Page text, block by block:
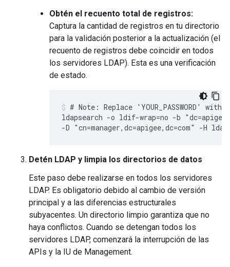
Obtén el recuento total de registros:
Captura la cantidad de registros en tu directorio
para la validación posterior a la actualización (el
recuento de registros debe coincidir en todos
los servidores LDAP). Esta es una verificación
de estado.
# Note: Replace 'YOUR_PASSWORD'
ldapsearch -o ldif-wrap=no -b
-D "cn=manager,dc=apigee,dc=com" -H
Detén LDAP y limpia los directorios de datos
Este paso debe realizarse en todos los servidores
LDAP. Es obligatorio debido al cambio de versión
principal y a las diferencias estructurales
subyacentes. Un directorio limpio garantiza que no
haya conflictos. Cuando se detengan todos los
servidores LDAP, comenzará la interrupción de las
APIs y la IU de Management.